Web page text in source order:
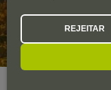
REJEITAR